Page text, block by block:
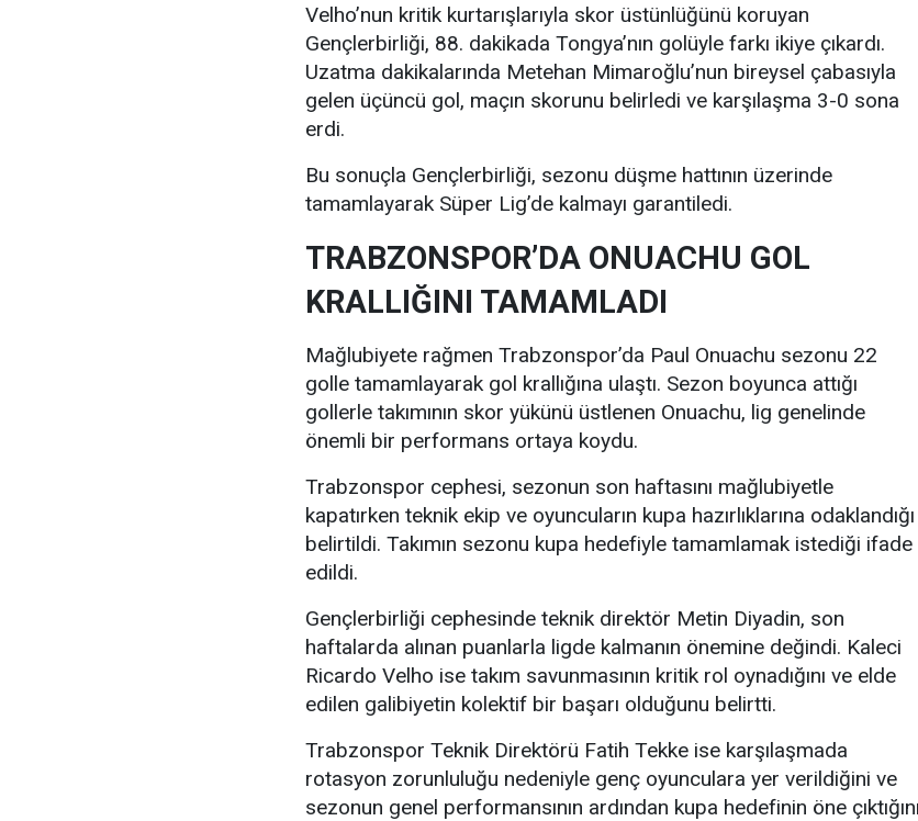
Velho’nun kritik kurtarışlarıyla skor üstünlüğünü koruyan
Gençlerbirliği, 88. dakikada Tongya’nın golüyle farkı ikiye çıkardı.
Uzatma dakikalarında Metehan Mimaroğlu’nun bireysel çabasıyla
gelen üçüncü gol, maçın skorunu belirledi ve karşılaşma 3-0 sona
erdi.
Bu sonuçla Gençlerbirliği, sezonu düşme hattının üzerinde
tamamlayarak Süper Lig’de kalmayı garantiledi.
TRABZONSPOR’DA ONUACHU GOL
KRALLIĞINI TAMAMLADI
Mağlubiyete rağmen Trabzonspor’da Paul Onuachu sezonu 22
golle tamamlayarak gol krallığına ulaştı. Sezon boyunca attığı
gollerle takımının skor yükünü üstlenen Onuachu, lig genelinde
önemli bir performans ortaya koydu.
Trabzonspor cephesi, sezonun son haftasını mağlubiyetle
kapatırken teknik ekip ve oyuncuların kupa hazırlıklarına odaklandığı
belirtildi. Takımın sezonu kupa hedefiyle tamamlamak istediği ifade
edildi.
Gençlerbirliği cephesinde teknik direktör Metin Diyadin, son
haftalarda alınan puanlarla ligde kalmanın önemine değindi. Kaleci
Ricardo Velho ise takım savunmasının kritik rol oynadığını ve elde
edilen galibiyetin kolektif bir başarı olduğunu belirtti.
Trabzonspor Teknik Direktörü Fatih Tekke ise karşılaşmada
rotasyon zorunluluğu nedeniyle genç oyunculara yer verildiğini ve
sezonun genel performansının ardından kupa hedefinin öne çıktığını